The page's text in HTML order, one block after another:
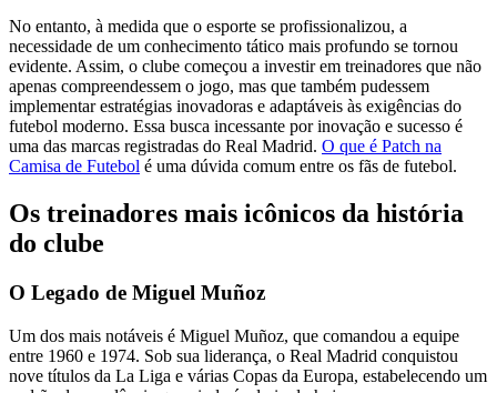
No entanto, à medida que o esporte se profissionalizou, a
necessidade de um conhecimento tático mais profundo se tornou
evidente. Assim, o clube começou a investir em treinadores que não
apenas compreendessem o jogo, mas que também pudessem
implementar estratégias inovadoras e adaptáveis às exigências do
futebol moderno. Essa busca incessante por inovação e sucesso é
uma das marcas registradas do Real Madrid. O que é Patch na
Camisa de Futebol é uma dúvida comum entre os fãs de futebol.
Os treinadores mais icônicos da história
do clube
O Legado de Miguel Muñoz
Um dos mais notáveis é Miguel Muñoz, que comandou a equipe
entre 1960 e 1974. Sob sua liderança, o Real Madrid conquistou
nove títulos da La Liga e várias Copas da Europa, estabelecendo um